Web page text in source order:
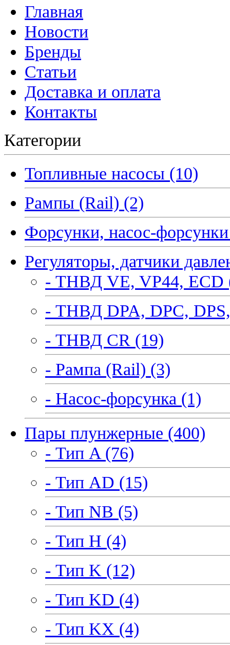
Главная
Новости
Бренды
Статьи
Доставка и оплата
Контакты
Категории
Топливные насосы (10)
Рампы (Rail) (2)
Форсунки, насос-
Регуляторы, датчики
- ТНВД VE, VP44, ECD
- ТНВД DPA, DPC,
- ТНВД CR (19)
- Рампа (Rail) (3)
- Насос-форсунка (1)
Пары плунжерные (400)
- Тип A (76)
- Тип AD (15)
- Тип NB (5)
- Тип H (4)
- Тип K (12)
- Тип KD (4)
- Тип KX (4)